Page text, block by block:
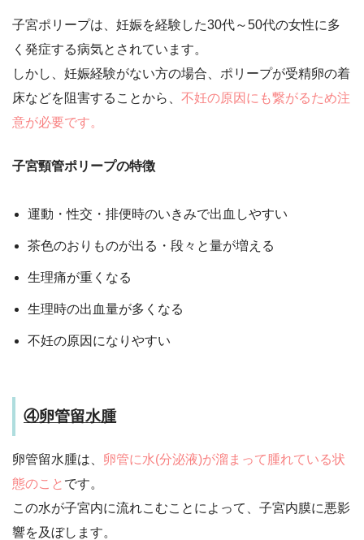
子宮ポリープは、妊娠を経験した30代～50代の女性に多
く発症する病気とされています。
しかし、妊娠経験がない方の場合、ポリープが受精卵の着
床などを阻害することから、 不妊の原因にも繋がるため注
意が必要です。
子宮頸管ポリープの特徴
運動・性交・排便時のいきみで出血しやすい
茶色のおりものが出る・段々と量が増える
生理痛が重くなる
生理時の出血量が多くなる
不妊の原因になりやすい
④卵管留水腫
卵管留水腫は、 卵管に水(分泌液)が溜まって腫れている状
態のこと です。
この水が子宮内に流れこむことによって、子宮内膜に悪影
響を及ぼします。